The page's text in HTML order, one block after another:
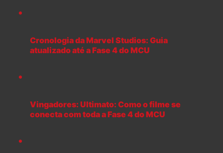
Cronologia da Marvel Studios: Guia
atualizado até a Fase 4 do MCU
Vingadores: Ultimato: Como o filme se
conecta com toda a Fase 4 do MCU